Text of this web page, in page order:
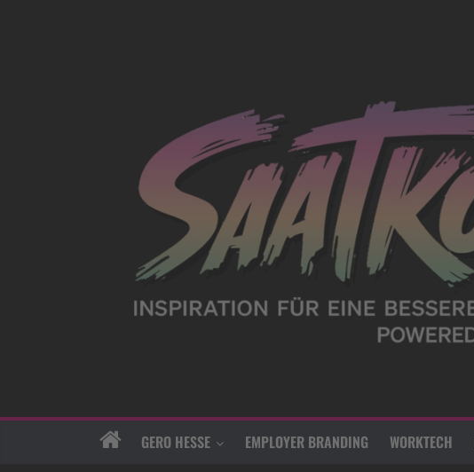
GERO HESSE EMPLOYER BRANDING WORKTECH